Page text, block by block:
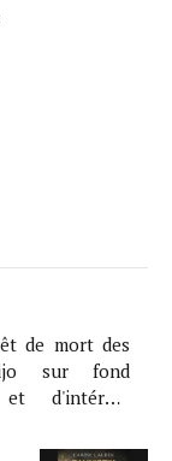
de mort des
sur fond
d'intérêts